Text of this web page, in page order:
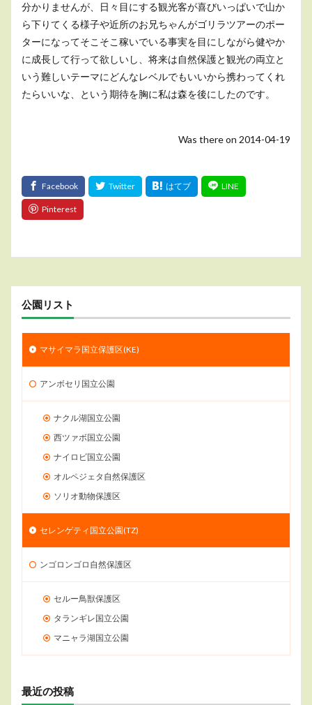
分かりませんが、日々目にする観光客が喜びいっぱいで山か
ら下りてくる様子や近所のお兄ちゃんがゴリラツアーのポー
ターになってそこそこ稼いでいる事実を目にしながら健やか
に成長して行って欲しいし、将来は自然保護と観光の両立と
いう難しいテーマにどんなレベルでもいいから携わってくれ
たらいいな、という期待を胸に私は森を後にしたのです。
Was there on 2014-04-19
公園リスト
マサイマラ国立保護区(KE)
アンボセリ国立公園
ナクル湖国立公園
西ツァボ国立公園
ナイロビ国立公園
オルペジェタ自然保護区
ソリオ動物保護区
セレンゲティ国立公園(TZ)
ンゴロンゴロ自然保護区
セルー鳥獣保護区
タランギレ国立公園
マニャラ湖国立公園
最近の投稿